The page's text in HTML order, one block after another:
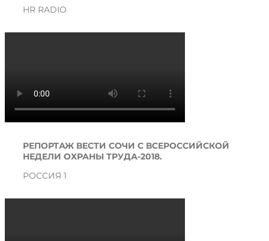
HR RADIO
РЕПОРТАЖ ВЕСТИ СОЧИ C ВСЕРОССИЙСКОЙ
НЕДЕЛИ ОХРАНЫ ТРУДА-2018.
РОССИЯ 1